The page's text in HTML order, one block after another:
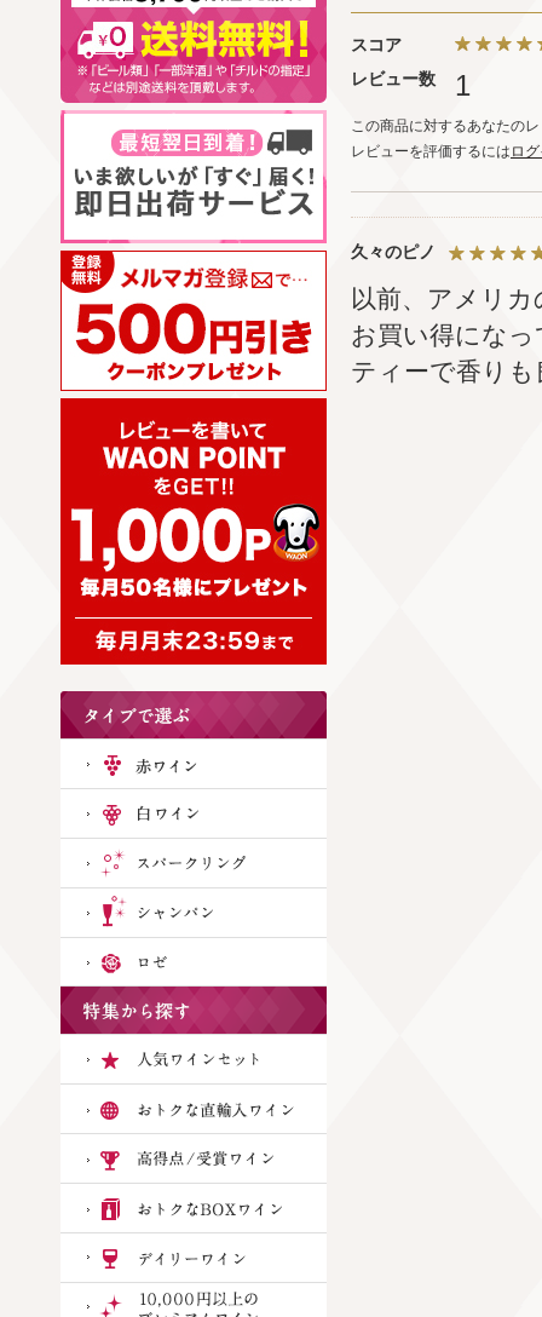
スコア
レビュー数
1
この商品に対するあなたの
レビューを評価するには ロ
久々のピノ
以前、アメリ
お買い得にな
ティーで香り